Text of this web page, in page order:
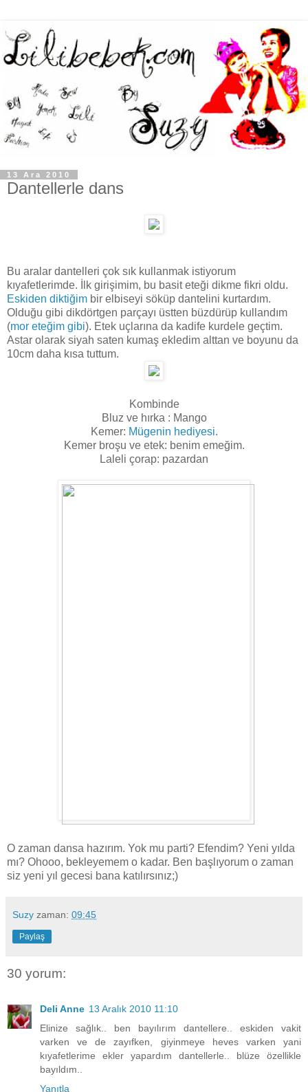
13 Ara 2010
Dantellerle dans
Bu aralar dantelleri çok sık kullanmak istiyorum
kıyafetlerimde. İlk girişimim, bu basit eteği dikme fikri oldu.
Eskiden diktiğim bir elbiseyi söküp dantelini kurtardım.
Olduğu gibi dikdörtgen parçayı üstten büzdürüp kullandım
(mor eteğim gibi). Etek uçlarına da kadife kurdele geçtim.
Astar olarak siyah saten kumaş ekledim alttan ve boyunu da
10cm daha kısa tuttum.
Kombinde
Bluz ve hırka : Mango
Kemer: Mügenin hediyesi.
Kemer broşu ve etek: benim emeğim.
Laleli çorap: pazardan
O zaman dansa hazırım. Yok mu parti? Efendim? Yeni yılda
mı? Ohooo, bekleyemem o kadar. Ben başlıyorum o zaman
siz yeni yıl gecesi bana katılırsınız;)
Suzy zaman: 09:45
Paylaş
30 yorum:
Deli Anne 13 Aralık 2010 11:10
Elinize sağlık.. ben bayılırım dantellere.. eskiden vakit
varken ve de zayıfken, giyinmeye heves varken yani
kıyafetlerime ekler yapardım dantellerle.. blüze özellikle
bayıldım..
Yanıtla